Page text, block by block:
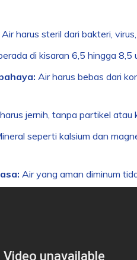
Air harus steril dari bakteri,
di kisaran 6,5 hingga 8,5
Air harus bebas dari
jernih, tanpa partikel atau
seperti kalsium dan
Air yang aman diminum